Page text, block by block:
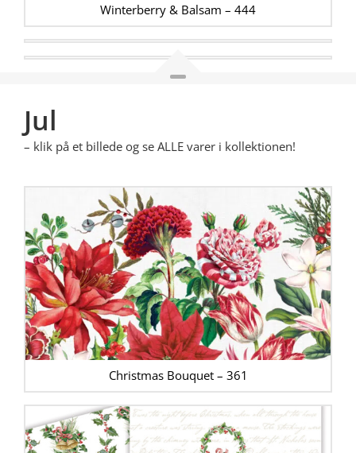
Winterberry & Balsam – 444
Jul
– klik på et billede og se ALLE varer i kollektionen!
Christmas Bouquet – 361